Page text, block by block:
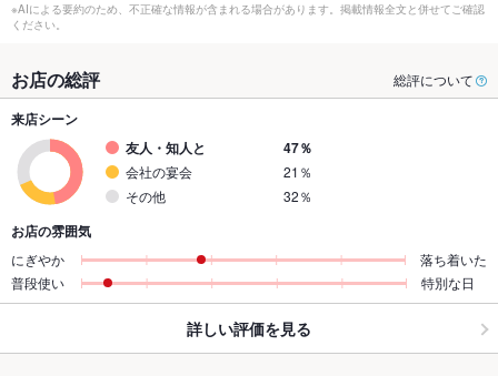
※AIによる要約のため、不正確な情報が含まれる場合があります。掲載情報全文と併せてご確認
ください。
お店の総評 総評について
来店シーン
友人・知人と
47％
会社の宴会
21％
その他
32％
お店の雰囲気
にぎやか
落ち着いた
普段使い
特別な日
詳しい評価を見る